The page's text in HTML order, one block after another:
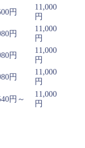
円
11,000
円
円
11,000
円
円
11,000
円
円
11,000
円
円～
11,000
円